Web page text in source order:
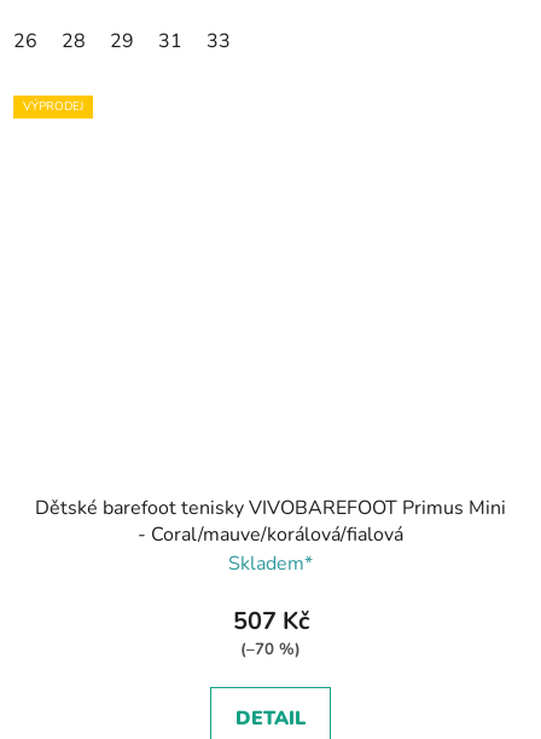
26 28 29 31 33
VÝPRODEJ
Dětské barefoot tenisky VIVOBAREFOOT Primus Mini
- Coral/mauve/korálová/fialová
Skladem*
507 Kč
(–70 %)
DETAIL